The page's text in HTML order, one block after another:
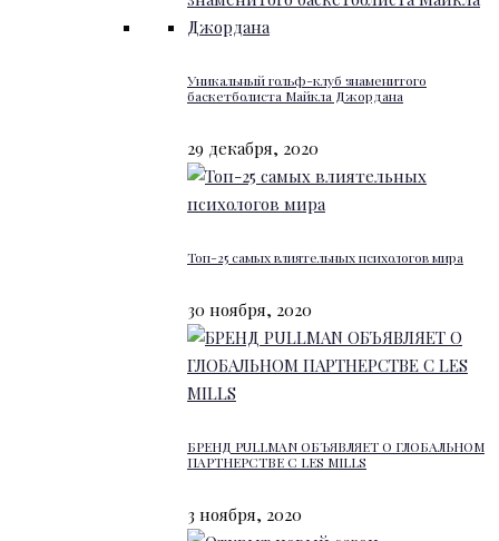
Уникальный гольф-клуб знаменитого
баскетболиста Майкла Джордана
29 декабря, 2020
Топ-25 самых влиятельных психологов мира
30 ноября, 2020
БРЕНД PULLMAN ОБЪЯВЛЯЕТ О ГЛОБАЛЬНОМ
ПАРТНЕРСТВЕ С LES MILLS
3 ноября, 2020